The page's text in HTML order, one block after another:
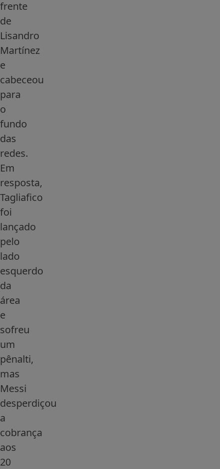
frente
de
Lisandro
Martínez
e
cabeceou
para
o
fundo
das
redes.
Em
resposta,
Tagliafico
foi
lançado
pelo
lado
esquerdo
da
área
e
sofreu
um
pênalti,
mas
Messi
desperdiçou
a
cobrança
aos
20